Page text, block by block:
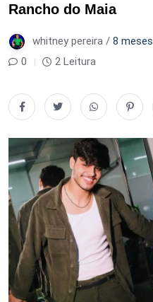
Rancho do Maia
whitney pereira / 8 meses
0
2 Leitura